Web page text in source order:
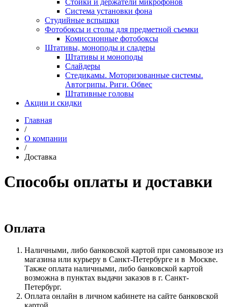
Стойки и держатели микрофонов
Система установки фона
Студийные вспышки
Фотобоксы и столы для предметной съемки
Комиссионные фотобоксы
Штативы, моноподы и сладеры
Штативы и моноподы
Слайдеры
Стедикамы. Моторизованные системы.
Автогрипы. Риги. Обвес
Штативные головы
Акции и скидки
Главная
/
О компании
/
Доставка
Способы оплаты и доставки
Оплата
Наличными, либо банковской картой при самовывозе из
магазина или курьеру в Санкт-Петербурге и в Москве.
Также оплата наличными, либо банковской картой
возможна в пунктах выдачи заказов в г. Санкт-
Петербург.
Оплата онлайн в личном кабинете на сайте банковской
картой.